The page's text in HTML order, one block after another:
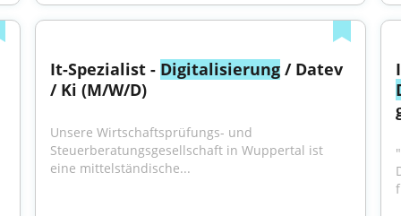
It-Spezialist - Digitalisierung / Datev
/ Ki (M/W/D)
Unsere Wirtschaftsprüfungs- und
Steuerberatungsgesellschaft in Wuppertal ist
eine mittelständische...